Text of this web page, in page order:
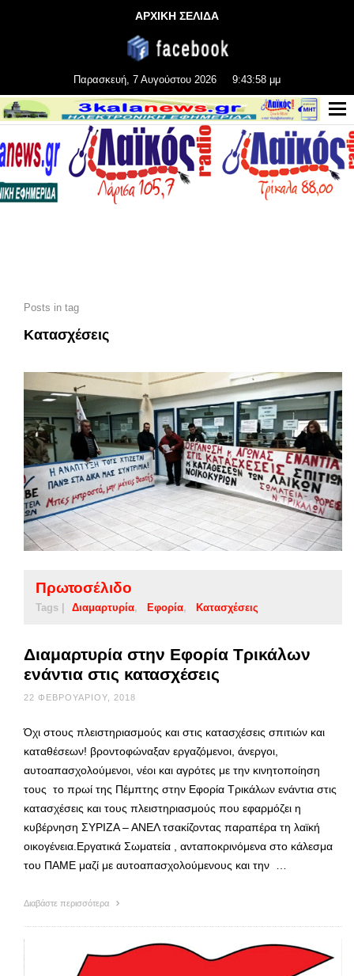
ΑΡΧΙΚΗ ΣΕΛΙΔΑ
Παρασκευή, 7 Αυγούστου 2026 9:43:59 μμ
Posts in tag
Κατασχέσεις
Πρωτοσέλιδο
Tags | Διαμαρτυρία Εφορία Κατασχέσεις
Διαμαρτυρία στην Εφορία Τρικάλων
ενάντια στις κατασχέσεις
22 ΦΕΒΡΟΥΑΡΊΟΥ, 2018
Όχι στους πλειστηριασμούς και στις κατασχέσεις σπιτιών και
καταθέσεων! βροντοφώναξαν εργαζόμενοι, άνεργοι,
αυτοαπασχολούμενοι, νέοι και αγρότες με την κινητοποίηση
τους το πρωί της Πέμπτης στην Εφορία Τρικάλων ενάντια στις
κατασχέσεις και τους πλειστηριασμούς που εφαρμόζει η
κυβέρνηση ΣΥΡΙΖΑ – ΑΝΕΛ τσακίζοντας παραπέρα τη λαϊκή
οικογένεια.Εργατικά Σωματεία , ανταποκρινόμενα στο κάλεσμα
του ΠΑΜΕ μαζί με αυτοαπασχολούμενους και την …
Διαβάστε περισσότερα